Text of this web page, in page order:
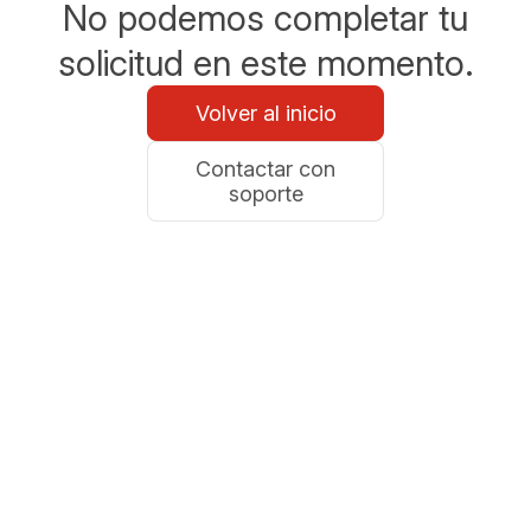
No podemos completar tu
solicitud en este momento.
Volver al inicio
Contactar con
soporte